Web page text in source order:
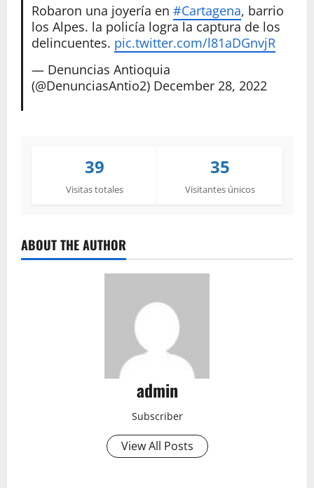
Robaron una joyería en #Cartagena, barrio
los Alpes. la policía logra la captura de los
delincuentes. pic.twitter.com/l81aDGnvjR
— Denuncias Antioquia
(@DenunciasAntio2) December 28, 2022
39
Visitas totales
35
Visitantes únicos
ABOUT THE AUTHOR
admin
Subscriber
View All Posts